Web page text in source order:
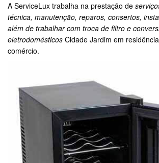
A ServiceLux trabalha na prestação de
técnica, manutenção, reparos, consertos,
além de trabalhar com troca de filtro e
eletrodomésticos Cidade Jardim em
comércio.